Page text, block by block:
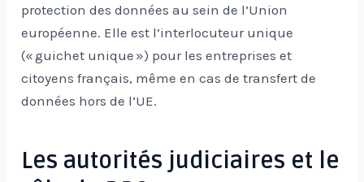
protection des données au sein de l’Union
européenne. Elle est l’interlocuteur unique
(« guichet unique ») pour les entreprises et
citoyens français, même en cas de transfert de
données hors de l’UE.
Les autorités judiciaires et le